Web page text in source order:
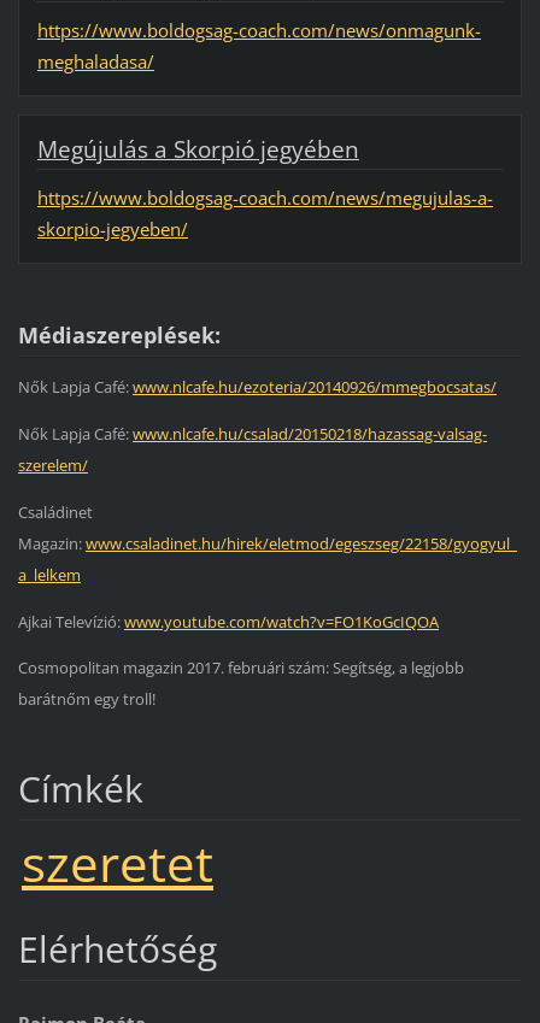
https://www.boldogsag-coach.com/news/onmagunk-
meghaladasa/
Megújulás a Skorpió jegyében
https://www.boldogsag-coach.com/news/megujulas-a-
skorpio-jegyeben/
Médiaszereplések:
Nők Lapja Café:www.nlcafe.hu/ezoteria/20140926/mmegbocsatas/
Nők Lapja Café:www.nlcafe.hu/csalad/20150218/hazassag-valsag-
szerelem/
Családinet
Magazin:www.csaladinet.hu/hirek/eletmod/egeszseg/22158/gyogyul_
a_lelkem
Ajkai Televízió:www.youtube.com/watch?v=FO1KoGcIQOA
Cosmopolitan magazin 2017. februári szám: Segítség, a legjobb
barátnőm egy troll!
Címkék
szeretet
Elérhetőség